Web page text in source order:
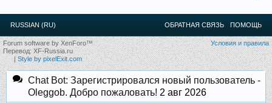
RUSSIAN (RU) ОБРАТНАЯ СВЯЗЬ ПОМОЩЬ
Условия и правила
Forum software by XenForo™
Перевод:XF-Russia.ru
|Style by pixelExit.com
Chat Bot: Зарегистрировался новый пользователь -
Oleggob. Добро пожаловать! 2 авг 2026